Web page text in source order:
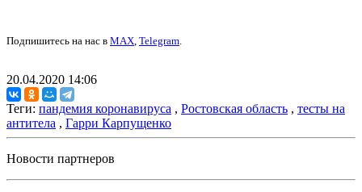
Подпишитесь на нас в MAX, Telegram.
20.04.2020 14:06
Теги: пандемия коронавируса , Ростовская область , тесты на
антитела , Гарри Карпущенко
Новости партнеров